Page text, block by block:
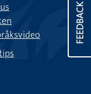
FEEDBACK